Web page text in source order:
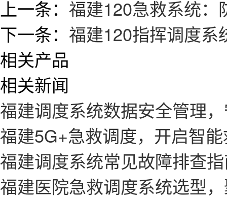
上一条： 福建120急救系统：
下一条： 福建120指挥调度系
相关产品
相关新闻
福建调度系统数据安全管理
福建5G+急救调度，开启智
福建调度系统常见故障排查
福建医院急救调度系统选型